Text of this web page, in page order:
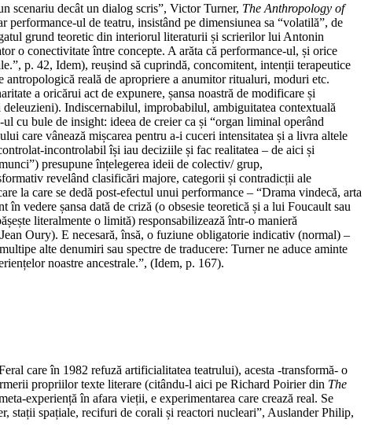
scenariu decât un dialog scris”, Victor Turner, The Anthropology of
ul de teatru, insistând pe dimensiunea sa “volatilă”, de
grund teoretic din interiorul literaturii și scrierilor lui Antonin
o conectivitate între concepte. A arăta că performance-ul, și orice
p. 42, Idem), reușind să cuprindă, concomitent, intenții terapeutice
reală de apropriere a anumitor ritualuri, moduri etc.
a oricărui act de expunere, șansa noastră de modificare și
Indiscernabilul, improbabilul, ambiguitatea contextuală
cu bule de insight: ideea de creier ca și “organ liminal operând
care vânează mișcarea pentru a-i cuceri intensitatea și a livra altele
incontrolabil își iau deciziile și fac realitatea – de aici și
presupune înțelegerea ideii de colectiv/ grup,
revelând clasificări majore, categorii și contradicții ale
la care se dedă post-efectul unui performance – “Drama vindecă, arta
vedere șansa dată de criză (o obsesie teoretică și a lui Foucault sau
literalmente o limită) responsabilizează într-o manieră
Oury). E necesară, însă, o fuziune obligatorie indicativ (normal) –
alte denumiri sau spectre de traducere: Turner ne aduce aminte
noastre ancestrale.”, (Idem, p. 167).
care în 1982 refuză artificialitatea teatrului), acesta -transformă- o
propriilor texte literare (citându-l aici pe Richard Poirier din The
experiență în afara vieții, e experimentarea care crează real. Se
stații spațiale, recifuri de corali și reactori nucleari”, Auslander Philip,